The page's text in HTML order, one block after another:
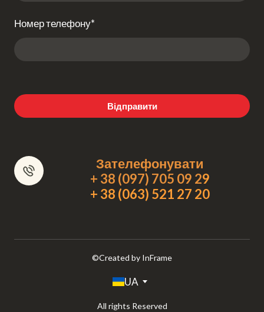
Номер телефону*
Відправити
Зателефонувати
+ 38 (097) 705 09 29
+ 38 (063) 521 27 20
©Created by InFrame
UA
All rights Reserved